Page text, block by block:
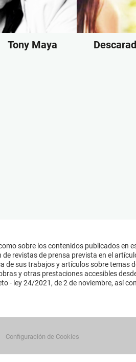
Tony Maya
sobre los contenidos publicados en
revistas de prensa prevista en el
de sus trabajos y artículos sobre temas
y otras prestaciones accesibles
- ley 24/2021, de 2 de noviembre, así
Configuración de Cookies